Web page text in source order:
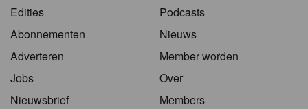
Edities
Abonnementen
Adverteren
Jobs
Nieuwsbrief
Podcasts
Nieuws
Member worden
Over
Members